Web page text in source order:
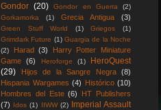
Gondor (20) Gondor en Guerra
(2)
Gorkamorka
(1) Grecia Antigua (3)
Green Stuff World (1) Griegos
(1)
Grimdark Future (1) Guargia de la Noche
(2)
Harad (3)
Harry Potter Miniature
Game
(6) Heroforge (1)
HeroQuest
(29)
Hijos de la Sangre Negra
(8)
Hispania Wargames (4) Histórico (10)
Hombres del Este (6)
HT Publishers
(7) Idos (1) IIWW (2)
Imperial Assault